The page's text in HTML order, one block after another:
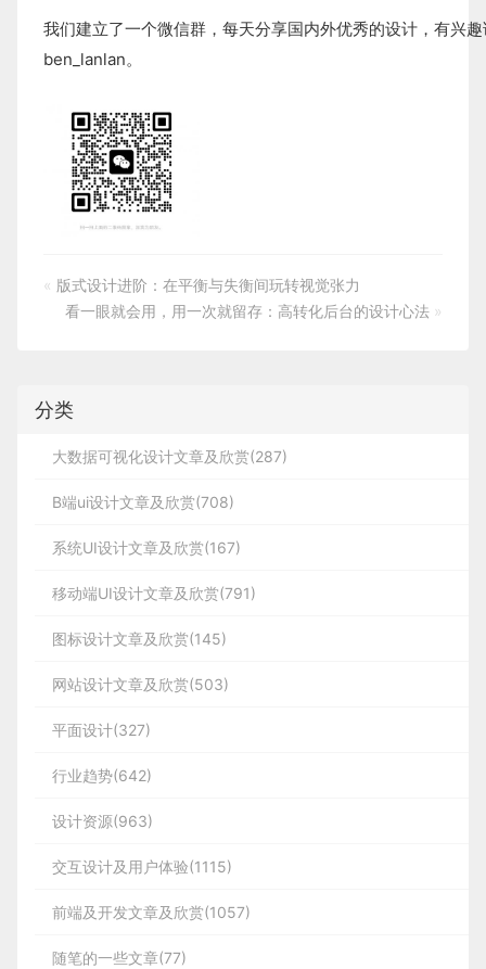
我们建立了一个微信群，每天分享国内外优秀的设计，有兴
ben_lanlan。
« 版式设计进阶：在平衡与失衡间玩转视觉张力
看一眼就会用，用一次就留存：高转化后台的设计心法 »
分类
大数据可视化设计文章及欣赏(287)
B端ui设计文章及欣赏(708)
系统UI设计文章及欣赏(167)
移动端UI设计文章及欣赏(791)
图标设计文章及欣赏(145)
网站设计文章及欣赏(503)
平面设计(327)
行业趋势(642)
设计资源(963)
交互设计及用户体验(1115)
前端及开发文章及欣赏(1057)
随笔的一些文章(77)